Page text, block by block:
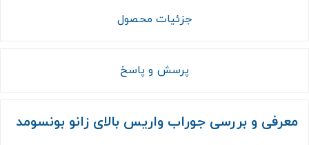
جزئیات محصول
پرسش و پاسخ
معرفی و بررسی جوراب واریس بالای زانو بونسومد